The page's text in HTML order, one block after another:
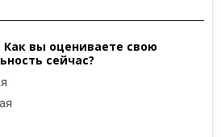
вы оцениваете свою
сейчас?